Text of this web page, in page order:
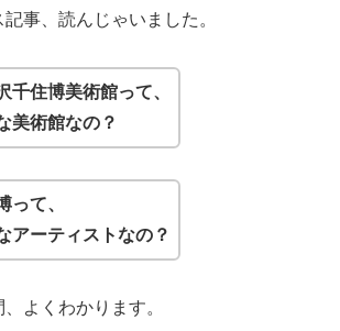
事、読んじゃいました。
千住博美術館って、
美術館なの？
って、
アーティストなの？
よくわかります。